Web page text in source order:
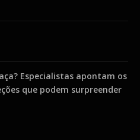
Especialistas apontam os
que podem surpreender